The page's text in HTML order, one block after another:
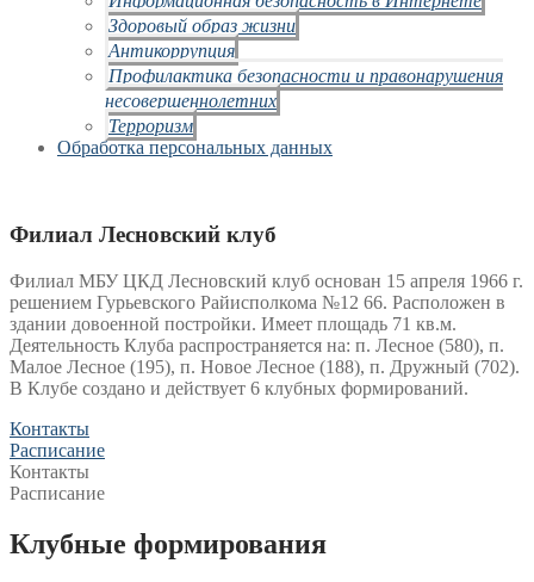
Здоровый образ жизни
Антикоррупция
Профилактика безопасности и правонарушения
несовершеннолетних
Терроризм
Обработка персональных данных
Филиал Лесновский клуб
Филиал МБУ ЦКД Лесновский клуб основан 15 апреля 1966 г.
решением Гурьевского Райисполкома №12 66. Расположен в
здании довоенной постройки. Имеет площадь 71 кв.м.
Деятельность Клуба распространяется на: п. Лесное (580), п.
Малое Лесное (195), п. Новое Лесное (188), п. Дружный (702).
В Клубе создано и действует 6 клубных формирований.
Контакты
Расписание
Контакты
Расписание
Клубные формирования